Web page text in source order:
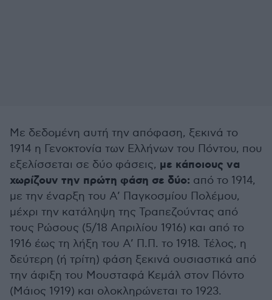
Με δεδομένη αυτή την απόφαση, ξεκινά το
1914 η Γενοκτονία των Ελλήνων του Πόντου, που
εξελίσσεται σε δύο φάσεις, με κάποιους να
χωρίζουν την πρώτη φάση σε δύο: από το 1914,
με την έναρξη του Α’ Παγκοσμίου Πολέμου,
μέχρι την κατάληψη της Τραπεζούντας από
τους Ρώσους (5/18 Απριλίου 1916) και από το
1916 έως τη λήξη του Α’ Π.Π. το 1918. Τέλος, η
δεύτερη (ή τρίτη) φάση ξεκινά ουσιαστικά από
την άφιξη του Μουσταφά Κεμάλ στον Πόντο
(Μάιος 1919) και ολοκληρώνεται το 1923.